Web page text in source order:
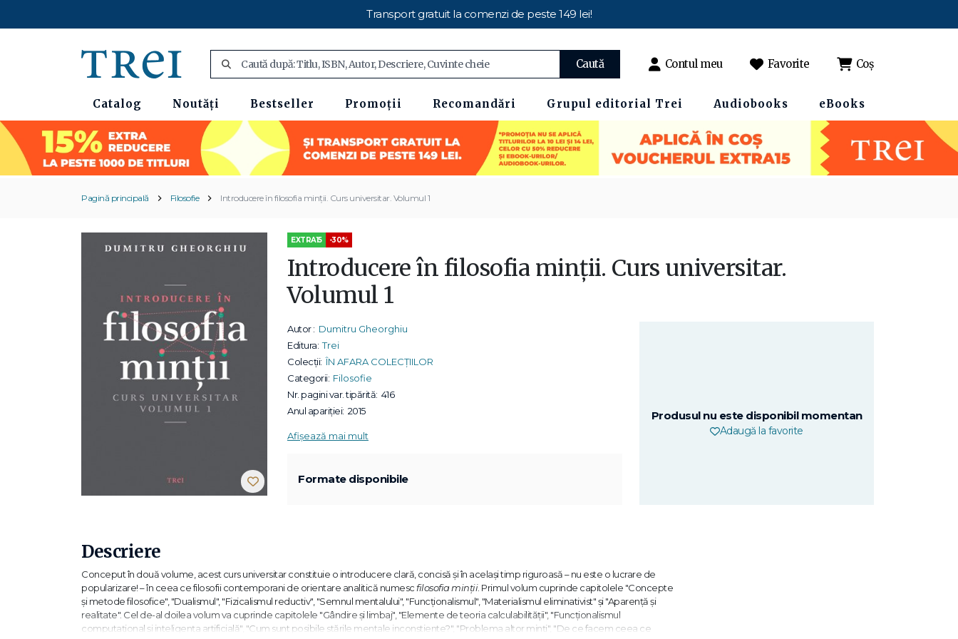
Transport gratuit la comenzi de peste 149 lei!
Caută Contul meu Favorite Coș
Catalog Noutăți Bestseller Promoții Recomandări Grupul editorial Trei Audiobooks eBooks
Pagină principală Filosofie Introducere în filosofia minţii. Curs universitar. Volumul 1
EXTRA15 -30%
Introducere în filosofia minţii. Curs universitar.
Volumul 1
Autor : Dumitru Gheorghiu
Editura: Trei
Colecții: ÎN AFARA COLECȚIILOR
Categorii: Filosofie
Nr. pagini var. tipărită: 416
Anul apariției: 2015
Afișează mai mult
Formate disponibile
Produsul nu este disponibil momentan
Adaugă la favorite
Descriere
Conceput în două volume, acest curs universitar constituie o introducere clară, concisă şi în acelaşi timp riguroasă – nu este o lucrare de
popularizare! – în ceea ce filosofii contemporani de orientare analitică numescfilosofia minţii. Primul volum cuprinde capitolele "Concepte
şi metode filosofice", "Dualismul", "Fizicalismul reductiv", "Semnul mentalului", "Funcţionalismul", "Materialismul eliminativist" şi "Aparenţă şi
realitate". Cel de-al doilea volum va cuprinde capitolele "Gândire şi limbaj", "Elemente de teoria calculabilităţii", "Funcţionalismul
computaţional şi inteligenţa artificială", "Cum sunt posibile stările mentale inconştiente?", "Problema altor minţi", "De ce facem ceea ce